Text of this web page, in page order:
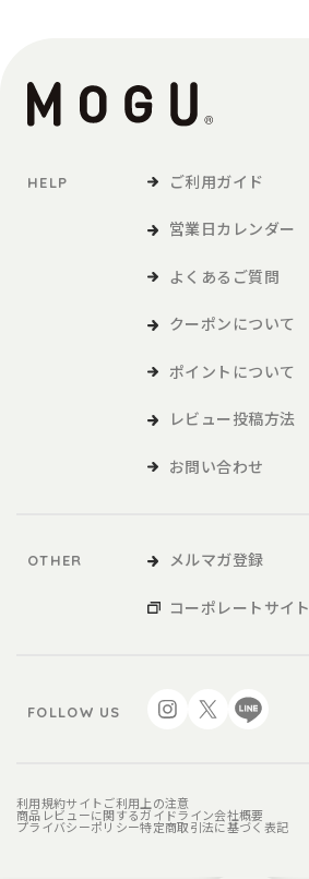
HELP ご利用ガイド
営業日カレンダー
よくあるご質問
クーポンについて
ポイントについて
レビュー投稿方法
お問い合わせ
OTHER メルマガ登録
コーポレートサイト
FOLLOW US
利用規約サイトご利用上の注意
商品レビューに関するガイドライン会社概要
プライバシーポリシー特定商取引法に基づく表記